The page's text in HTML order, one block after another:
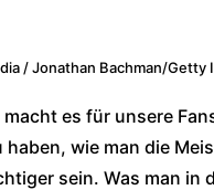
/ Jonathan Bachman/Getty
macht es für unsere
haben, wie man die
sein. Was man in